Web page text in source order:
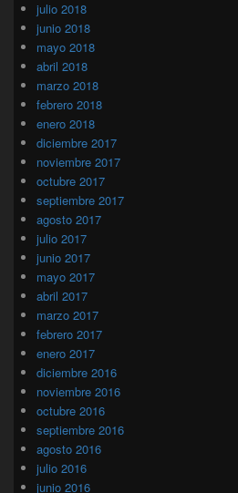
julio 2018
junio 2018
mayo 2018
abril 2018
marzo 2018
febrero 2018
enero 2018
diciembre 2017
noviembre 2017
octubre 2017
septiembre 2017
agosto 2017
julio 2017
junio 2017
mayo 2017
abril 2017
marzo 2017
febrero 2017
enero 2017
diciembre 2016
noviembre 2016
octubre 2016
septiembre 2016
agosto 2016
julio 2016
junio 2016